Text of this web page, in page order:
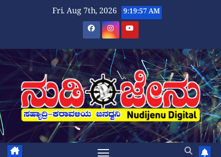
Fri. Aug 7th, 2026 9:19:58 AM